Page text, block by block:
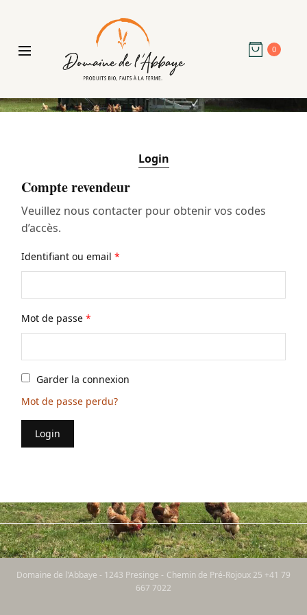
0
Login
Compte revendeur
Veuillez nous contacter pour obtenir vos codes
d’accès.
Identifiant ou email*
Mot de passe*
Garder la connexion
Mot de passe perdu?
Login
Domaine de l'Abbaye - 1243 Presinge - Chemin de Pré-Rojoux 25 +41 79
667 7022